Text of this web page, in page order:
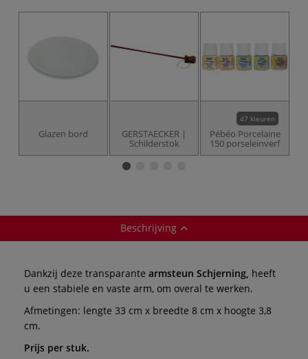
Glazen bord GERSTAECKER |
Schilderstok
47 kleuren
Pébéo Porcelaine
150 porseleinverf
Beschrijving
Dankzij deze transparante armsteun Schjerning, heeft
u een stabiele en vaste arm, om overal te werken.
Afmetingen: lengte 33 cm x breedte 8 cm x hoogte 3,8
cm.
Prijs per stuk.